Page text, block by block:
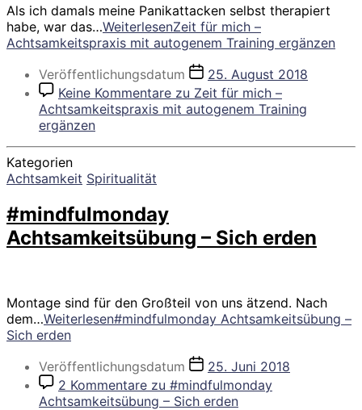
Als ich damals meine Panikattacken selbst therapiert
habe, war das…WeiterlesenZeit für mich –
Achtsamkeitspraxis mit autogenem Training ergänzen
Veröffentlichungsdatum
25. August 2018
Keine Kommentare zu Zeit für mich –
Achtsamkeitspraxis mit autogenem Training
ergänzen
Kategorien
Achtsamkeit Spiritualität
#mindfulmonday
Achtsamkeitsübung – Sich erden
Montage sind für den Großteil von uns ätzend. Nach
dem…Weiterlesen#mindfulmonday Achtsamkeitsübung –
Sich erden
Veröffentlichungsdatum
25. Juni 2018
2 Kommentare zu #mindfulmonday
Achtsamkeitsübung – Sich erden